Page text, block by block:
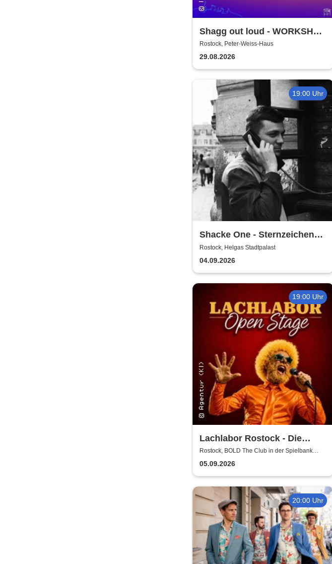
Shagg out loud - WORKSHOP
+ Social Dance | Peter Weiss
Haus Rostock
Rostock, Peter-Weiss-Haus
29.08.2026
19:00 Uhr
Shacke One - Sternzeichen
Boss Tour
Rostock, Helgas Stadtpalast
04.09.2026
19:00 Uhr
Lachlabor Rostock - Die
Comedy-Testbühne im BOLD
The Club
Rostock, BOLD The Club in der Spielbank
Rostock
05.09.2026
20:00 Uhr